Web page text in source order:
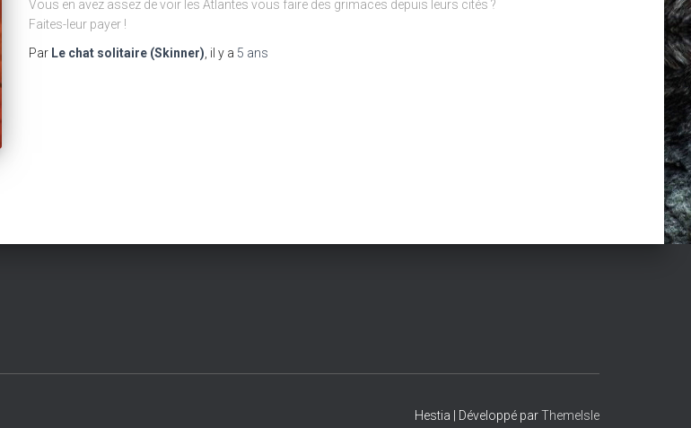
Vous en avez assez de voir les Atlantes vous faire des grimaces depuis leurs cités ?
Faites-leur payer !
Par Le chat solitaire (Skinner) , il y a 5 ans
Hestia | Développé parThemeIsle